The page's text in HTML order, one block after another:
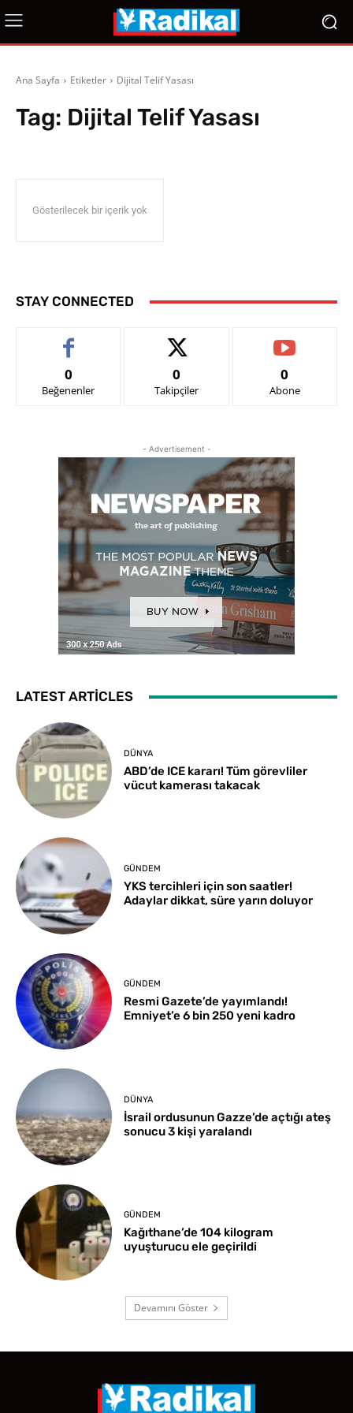
Ana Sayfa Etiketler Dijital Telif Yasası
Tag: Dijital Telif Yasası
Gösterilecek bir içerik yok
STAY CONNECTED
0
Beğenenler
0
Takipçiler
0
Abone
- Advertisement -
LATEST ARTICLES
DÜNYA
ABD’de ICE kararı! Tüm görevliler
vücut kamerası takacak
GÜNDEM
YKS tercihleri için son saatler!
Adaylar dikkat, süre yarın doluyor
GÜNDEM
Resmi Gazete’de yayımlandı!
Emniyet’e 6 bin 250 yeni kadro
DÜNYA
İsrail ordusunun Gazze’de açtığı ateş
sonucu 3 kişi yaralandı
GÜNDEM
Kağıthane’de 104 kilogram
uyuşturucu ele geçirildi
Devamını Göster